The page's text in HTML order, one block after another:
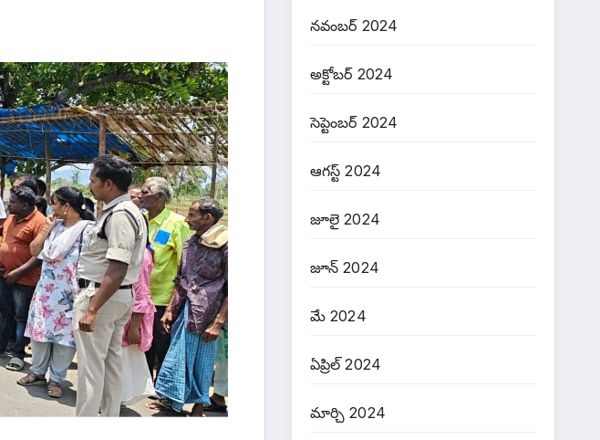
నవంబర్ 2024
అక్టోబర్ 2024
సెప్టెంబర్ 2024
ఆగస్ట్ 2024
జూలై 2024
జూన్ 2024
మే 2024
ఏప్రిల్ 2024
మార్చి 2024